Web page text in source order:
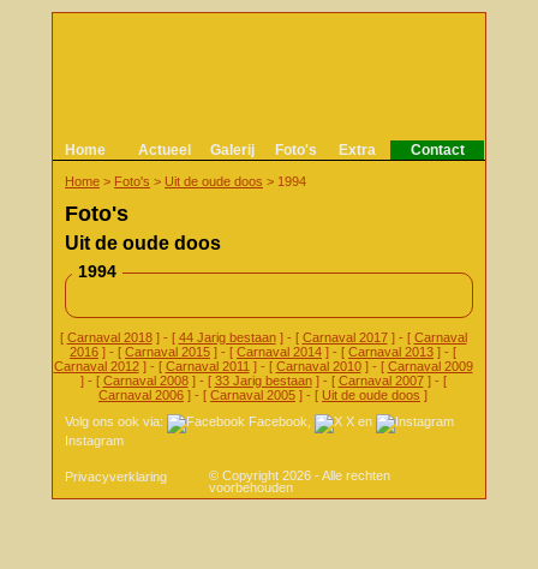
Home Actueel Galerij Foto's Extra Contact
Home > Foto's > Uit de oude doos > 1994
Foto's
Uit de oude doos
1994
[ Carnaval 2018] - [ 44 Jarig bestaan] - [ Carnaval 2017] - [ Carnaval
2016 ] - [ Carnaval 2015 ] - [ Carnaval 2014 ] - [ Carnaval 2013 ] - [
Carnaval 2012] - [ Carnaval 2011 ] - [ Carnaval 2010] - [ Carnaval 2009
] - [ Carnaval 2008] - [ 33 Jarig bestaan] - [ Carnaval 2007] - [
Carnaval 2006 ] - [ Carnaval 2005 ] - [ Uit de oude doos ]
Volg ons ook via:
Facebook X en
Instagram
Privacyverklaring
© Copyright 2026 - Alle rechten
voorbehouden